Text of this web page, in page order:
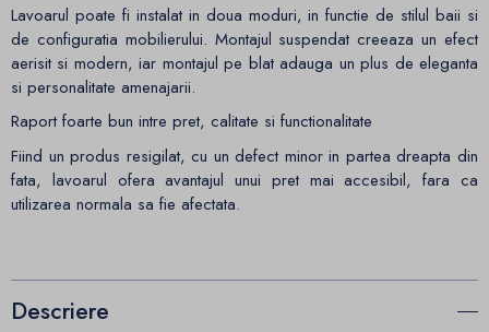
Lavoarul poate fi instalat in doua moduri, in functie de stilul baii si
de configuratia mobilierului. Montajul suspendat creeaza un efect
aerisit si modern, iar montajul pe blat adauga un plus de eleganta
si personalitate amenajarii.
Raport foarte bun intre pret, calitate si functionalitate
Fiind un produs resigilat, cu un defect minor in partea dreapta din
fata, lavoarul ofera avantajul unui pret mai accesibil, fara ca
utilizarea normala sa fie afectata.
Descriere